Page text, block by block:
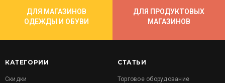
ДЛЯ МАГАЗИНОВ
ОДЕЖДЫ И ОБУВИ
ДЛЯ ПРОДУКТОВЫХ
МАГАЗИНОВ
КАТЕГОРИИ
Скидки
СТАТЬИ
Торговое оборудование